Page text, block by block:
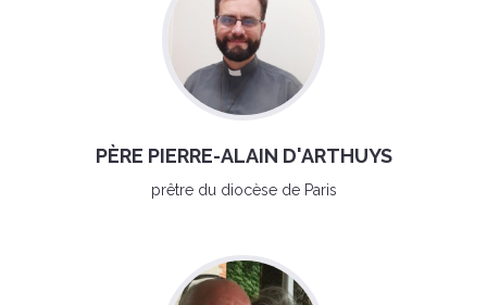
PÈRE PIERRE-ALAIN D'ARTHUYS
prêtre du diocèse de Paris